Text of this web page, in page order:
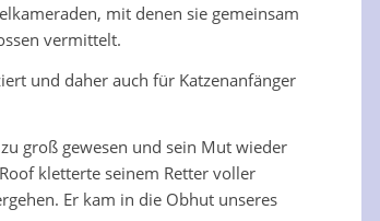
mit denen sie gemeinsam
vermittelt.
und daher auch für Katzenanfänger
groß gewesen und sein Mut wieder
kletterte seinem Retter voller
Er kam in die Obhut unseres